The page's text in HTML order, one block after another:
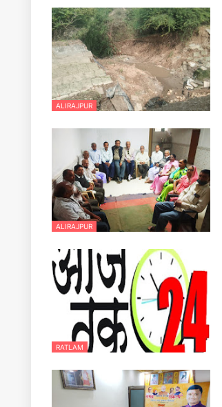
ALIRAJPUR
ALIRAJPUR
RATLAM